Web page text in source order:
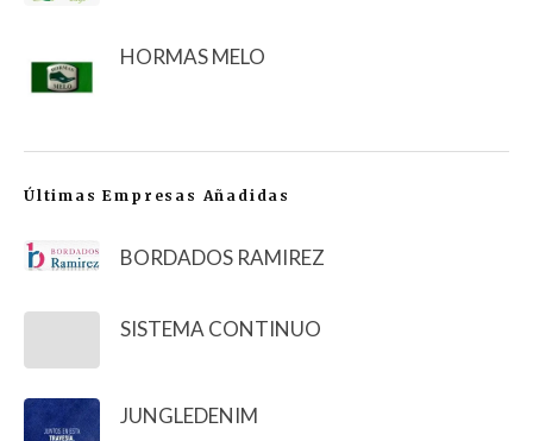
HORMAS MELO
Últimas Empresas Añadidas
BORDADOS RAMIREZ
SISTEMA CONTINUO
JUNGLEDENIM